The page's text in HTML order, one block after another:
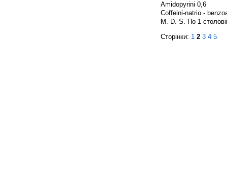
Amidopyrini 0,6
Coffeini-natrio -
M. D. S. По 1
Сторінки: 1 2 3 4 5